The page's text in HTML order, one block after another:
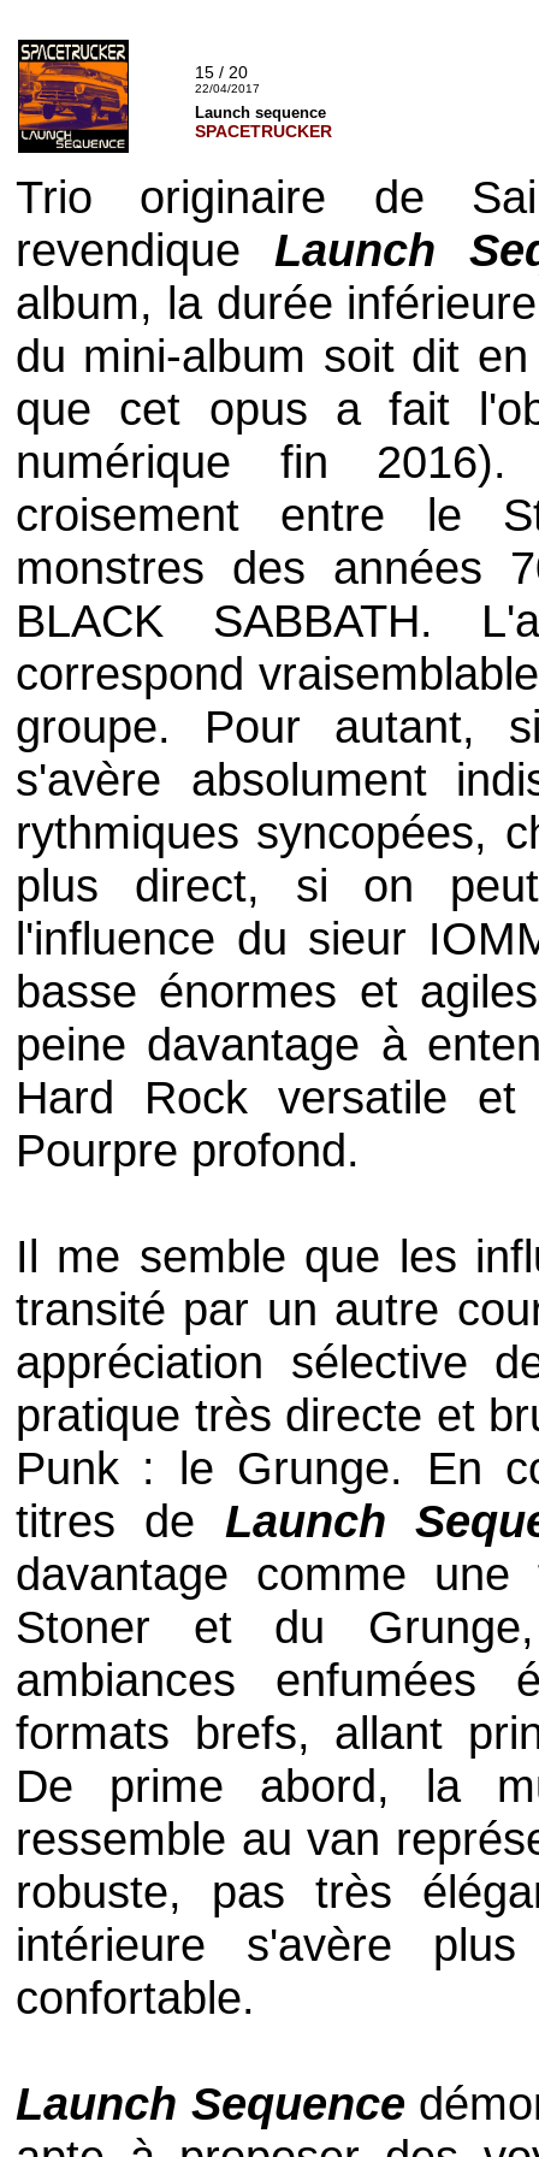
15 / 20
22/04/2017
Launch sequence
SPACETRUCKER
Trio originaire de
revendique Launch
album, la durée
du mini-album soit dit
que cet opus a fait
numérique fin
croisement entre le
monstres des années
BLACK SABBATH.
correspond
groupe. Pour autant,
s'avère absolument
rythmiques syncopées,
plus direct, si on
l'influence du sieur
basse énormes et
peine davantage à
Hard Rock versatile
Pourpre profond.
Il me semble que les
transité par un autre
appréciation sélective
pratique très directe et
Punk : le Grunge. En
titres de Launch
davantage comme
Stoner et du
ambiances enfumées
formats brefs, allant
De prime abord, la
ressemble au van
robuste, pas très
intérieure s'avère
confortable.
Launch Sequence